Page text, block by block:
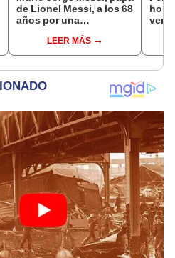
de Lionel Messi, a los 68
años por una
LEER MÁS
hora
ver